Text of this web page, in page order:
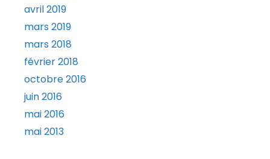
avril 2019
mars 2019
mars 2018
février 2018
octobre 2016
juin 2016
mai 2016
mai 2013